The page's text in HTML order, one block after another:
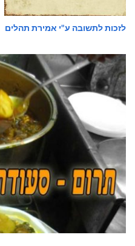
לזכות לתשובה ע"י אמירת תהלים